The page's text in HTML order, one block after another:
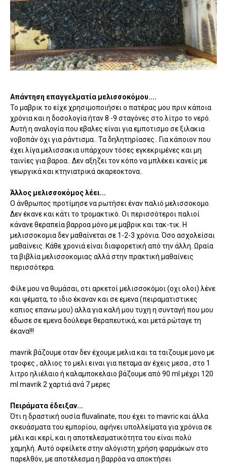
Απάντηση επαγγελματία μελισσοκόμου....
Το μαβρικ το είχε χρησιμοποιήσει ο πατέρας μου πριν κάποια
χρόνια και η δοσολογία ήταν 8 -9 σταγόνες στο λίτρο το νερό.
Αυτή η αναλογία που εβαλες είναι για εμποτισμο σε ξιλακια
νοβοπάν όχι για ράντισμα.. Τα δηλητηρίασες.. Για κάποιον που
έχει λίγα μελισσακια υπάρχουν τόσες εγκεκριμένες και μη
ταινίες για βαροα.. Δεν αξηζει τον κόπο να μπλέκει κανείς με
γεωργικά και κτηνιατρικά ακαρεοκτονα..
Άλλος μελισσοκόμος λέει...
Ο άνθρωπος προτίμησε να ρωτήσει έναν παλιό μελισσοκομο.
Δεν έκανε και κάτι το τρομακτικό. Οι περισσότεροι παλιοί
κάνανε θεραπεία βαρροα μόνο με μαβρικ και τακ-τικ. Η
μελισσοκομια δεν μαθαίνεται σε 1-2-3 χρόνια. Όσο ασχολείσαι
μαθαίνεις. Κάθε χρονιά είναι διαφορετική από την άλλη. Ωραία
τα βιβλία μελισσοκομιας αλλά στην πρακτική μαθαίνεις
περισσότερα.
Φίλε μου να θυμάσαι, οτι αρκετοί μελισσοκόμοι (οχι ολοι) λένε
και ψέματα, το ιδιο έκαναν και σε εμενα (πειραματιστικες
καπιος επανω μου) αλλα για καλή μου τυχη η συνταγή που μου
έδωσε σε εμενα δούλεψε θεραπευτικά, και μετά ρώταγε τη
έκανα!!!
mavrik βάζουμε οταν δεν έχουμε μελια και τα ταιζουμε μονο με
τροφες , αλλιος το μελι ειναι για πεταμα αν έχεις μεσα , στο 1
λιτρο ηλιέλαιο ή καλαμποκελαιο βάζουμε από 90 ml μέχρι 120
ml mavrik 2 χαρτιά ανά 7 μερες
Πειράματα έδειξαν...
Ότι η δραστική ουσία fluvalinate, που έχει το mavric και άλλα
σκευάσματα του εμπορίου, αφήνει υπολλείματα για χρόνια σε
μέλι και κερί, και η αποτελεσματικότητα του είναι πολύ
χαμηλή. Αυτό οφείλετε στην αλόγιστη χρήση φαρμάκων στο
παρελθόν, με αποτέλεσμα η βαρρόα να αποκτήσει